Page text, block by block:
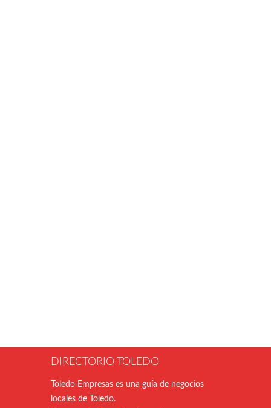
DIRECTORIO TOLEDO
Toledo Empresas es una guía de negocios
locales de Toledo.